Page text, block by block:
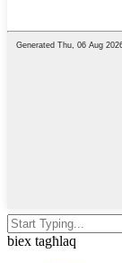
biex tagħlaq